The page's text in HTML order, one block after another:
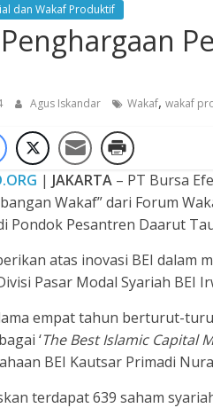
dan Wakaf Produktif
Penghargaan
Agus Iskandar Wakaf, wakaf
| JAKARTA – PT Bursa
Wakaf” dari Forum
Pondok Pesantren Daarut
atas inovasi BEI dalam
Pasar Modal Syariah BEI
empat tahun berturut-
‘The Best Islamic Capital
BEI Kautsar Primadi
terdapat 639 saham